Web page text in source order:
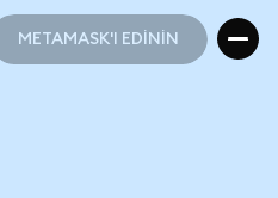
METAMASK'I EDİNİN